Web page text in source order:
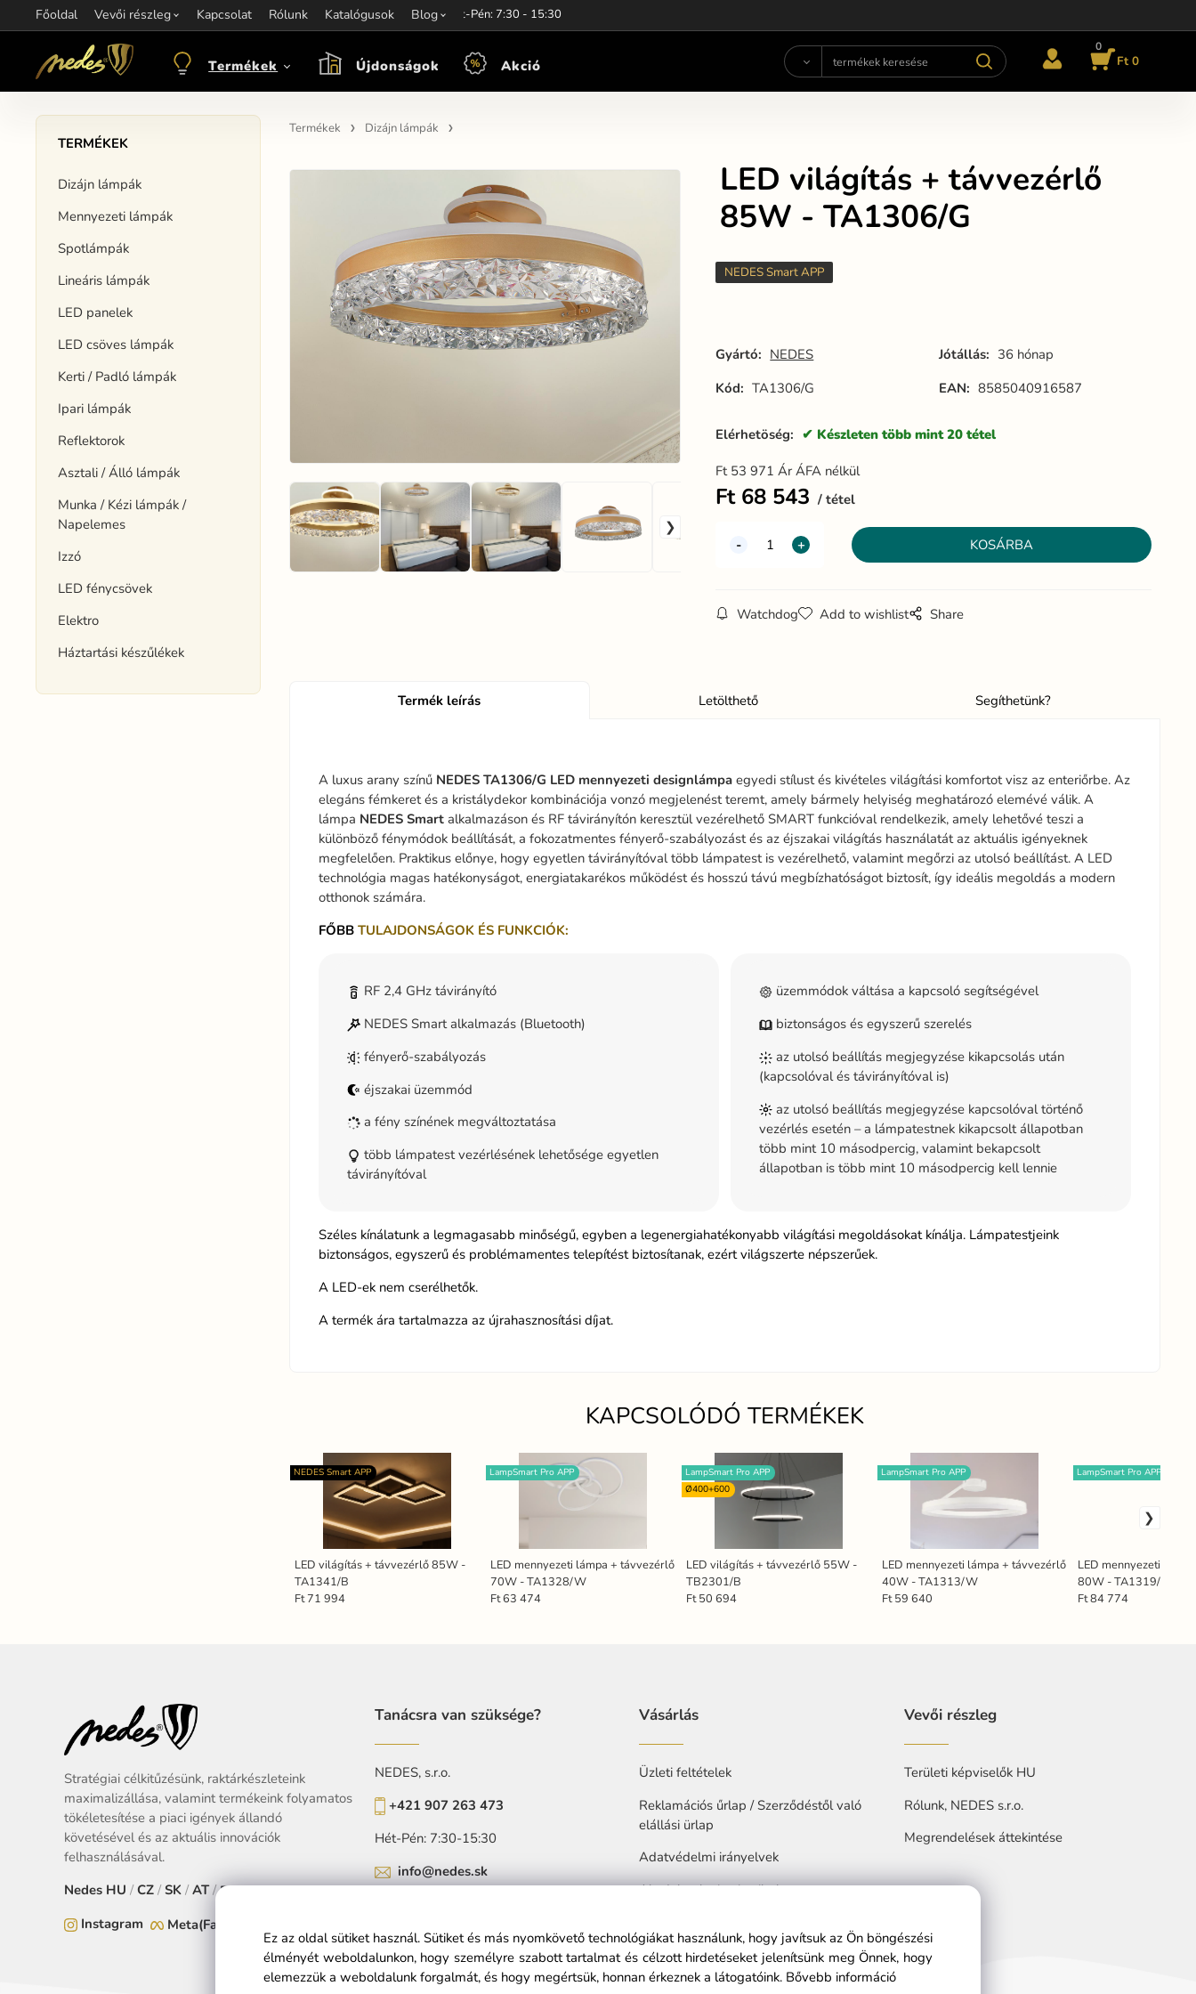
Főoldal Vevői részleg Kapcsolat Rólunk Katalógusok Blog
Információ:objednavkacz@nedes.sk Kapcsolat:+421 907 263 473Munkaidő: Hét-Pén: 7:30 - 15:30
Termékek Újdonságok Akció
0
Ft 0
TERMÉKEK
Dizájn lámpák
Mennyezeti lámpák
Spotlámpák
Lineáris lámpák
LED panelek
LED csöves lámpák
Kerti / Padló lámpák
Ipari lámpák
Reflektorok
Asztali / Álló lámpák
Munka / Kézi lámpák /
Napelemes
Izzó
LED fénycsövek
Elektro
Háztartási készűlékek
Termékek Dizájn lámpák
LED világítás + távvezérlő
85W - TA1306/G
NEDES Smart APP
Gyártó: NEDES Jótállás: 36 hónap
Kód: TA1306/G EAN: 8585040916587
Elérhetöség: Készleten több mint 20 tétel
Ft 53 971 Ár ÁFA nélkül
Ft 68 543 tétel
Watchdog Add to wishlist Share
Termék leírás Letölthető Segíthetünk?
A luxus arany színű NEDES TA1306/G LED mennyezeti designlámpaegyedi stílust és kivételes világítási komfortot visz az enteriőrbe. Az
elegáns fémkeret és a kristálydekor kombinációja vonzó megjelenést teremt, amely bármely helyiség meghatározó elemévé válik. A
lámpa NEDES Smartalkalmazáson és RF távirányítón keresztül vezérelhető SMART funkcióval rendelkezik, amely lehetővé teszi a
különböző fénymódok beállítását, a fokozatmentes fényerő-szabályozást és az éjszakai világítás használatát az aktuális igényeknek
megfelelően. Praktikus előnye, hogy egyetlen távirányítóval több lámpatest is vezérelhető, valamint megőrzi az utolsó beállítást. A LED
technológia magas hatékonyságot, energiatakarékos működést és hosszú távú megbízhatóságot biztosít, így ideális megoldás a modern
otthonok számára.
FŐBBTULAJDONSÁGOK ÉS FUNKCIÓK:
RF 2,4 GHz távirányító
NEDES Smart alkalmazás (Bluetooth)
fényerő-szabályozás
éjszakai üzemmód
a fény színének megváltoztatása
több lámpatest vezérlésének lehetősége egyetlen
távirányítóval
üzemmódok váltása a kapcsoló segítségével
biztonságos és egyszerű szerelés
az utolsó beállítás megjegyzése kikapcsolás után
(kapcsolóval és távirányítóval is)
az utolsó beállítás megjegyzése kapcsolóval történő
vezérlés esetén – a lámpatestnek kikapcsolt állapotban
több mint 10 másodpercig, valamint bekapcsolt
állapotban is több mint 10 másodpercig kell lennie
Széles kínálatunk a legmagasabb minőségű, egyben a legenergiahatékonyabb világítási megoldásokat kínálja. Lámpatestjeink
biztonságos, egyszerű és problémamentes telepítést biztosítanak, ezért világszerte népszerűek.
A LED-ek nem cserélhetők.
A termék ára tartalmazza az újrahasznosítási díjat.
KAPCSOLÓDÓ TERMÉKEK
LED világítás + távvezérlő 85W -
TA1341/B
NEDES Smart APP
Ft 71 994
LED mennyezeti lámpa + távvezérlő
70W - TA1328/W
LampSmart Pro APP
Ft 63 474
LED világítás + távvezérlő 55W -
TB2301/B
LampSmart Pro APP
Ø400+600
Ft 50 694
LED mennyezeti lámpa + távvezérlő
40W - TA1313/W
LampSmart Pro APP
Ft 59 640
LED mennyezeti
80W - TA1319/WB
LampSmart Pro APP
Ft 84 774
Stratégiai célkitűzésünk, raktárkészleteink
maximalizállása, valamint termékeink folyamatos
tökéletesítése a piaci igények állandó
követésével és az aktuális innovációk
felhasználásával.
Nedes HU /CZ /SK / AT/EU
Instagram
Meta(Facebook)
Tanácsra van szüksége?
NEDES, s.r.o.
+421 907 263 473
Hét-Pén: 7:30-15:30
info@nedes.sk
Vásárlás
Üzleti feltételek
Reklamációs űrlap / Szerződéstől való
elállási ürlap
Adatvédelmi irányelvek
Akadalytalanitasi nyilatkozat
Vevői részleg
Területi képviselők HU
Rólunk, NEDES s.r.o.
Megrendelések áttekintése
Ez az oldal sütiket használ. Sütiket és más nyomkövető technológiákat használunk, hogy javítsuk az Ön böngészési
élményét weboldalunkon, hogy személyre szabott tartalmat és célzott hirdetéseket jelenítsünk meg Önnek, hogy
elemezzük a weboldalunk forgalmát, és hogy megértsük, honnan érkeznek a látogatóink. Bővebb információ